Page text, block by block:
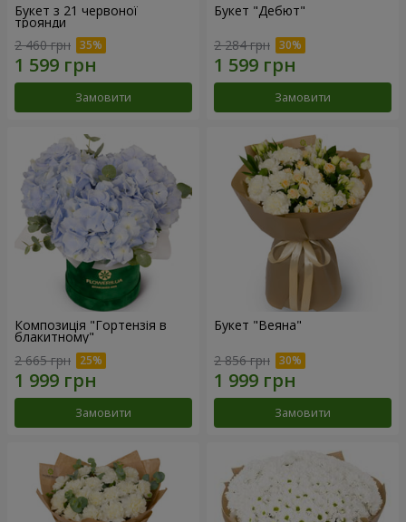
Букет з 21 червоної
троянди
2 460 грн
Замовити
Букет "Дебют"
2 284 грн
Замовити
Композиція "Гортензія в
блакитному"
2 665 грн
Замовити
Букет "Веяна"
2 856 грн
Замовити